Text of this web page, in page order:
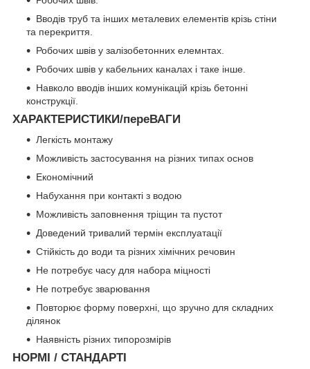
Вводів труб та інших металевих елементів крізь стіни
та перекриття.
Робочих швів у залізобетонних елемнтах.
Робочих швів у кабельних каналах і таке інше.
Навколо вводів інших комунікацій крізь бетонні
конструкції.
ХАРАКТЕРИСТИКИ/переВАГИ
Легкість монтажу
Можливість застосування на різних типах основ
Економічний
Набухання при контакті з водою
Можливість заповнення тріщин та пустот
Доведений тривалий термін експлуатації
Стійкість до води та різних хімічних речовин
Не потребує часу для набора міцності
Не потребує зварювання
Повторює форму поверхні, що зручно для складних
ділянок
Наявність різних типорозмірів
НОРМІ / СТАНДАРТІ